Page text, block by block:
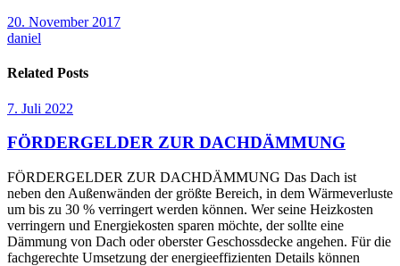
20. November 2017
daniel
Related Posts
7. Juli 2022
FÖRDERGELDER ZUR DACHDÄMMUNG
FÖRDERGELDER ZUR DACHDÄMMUNG Das Dach ist
neben den Außenwänden der größte Bereich, in dem Wärmeverluste
um bis zu 30 % verringert werden können. Wer seine Heizkosten
verringern und Energiekosten sparen möchte, der sollte eine
Dämmung von Dach oder oberster Geschossdecke angehen. Für die
fachgerechte Umsetzung der energieeffizienten Details können